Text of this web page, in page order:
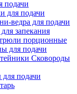
подачи
для подачи
ведра для подачи
запекания
порционные
для подачи
Сковороды
подачи